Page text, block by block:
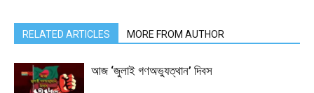
RELATED ARTICLES MORE FROM AUTHOR
আজ ‘জুলাই গণঅভ্যুত্থান’ দিবস